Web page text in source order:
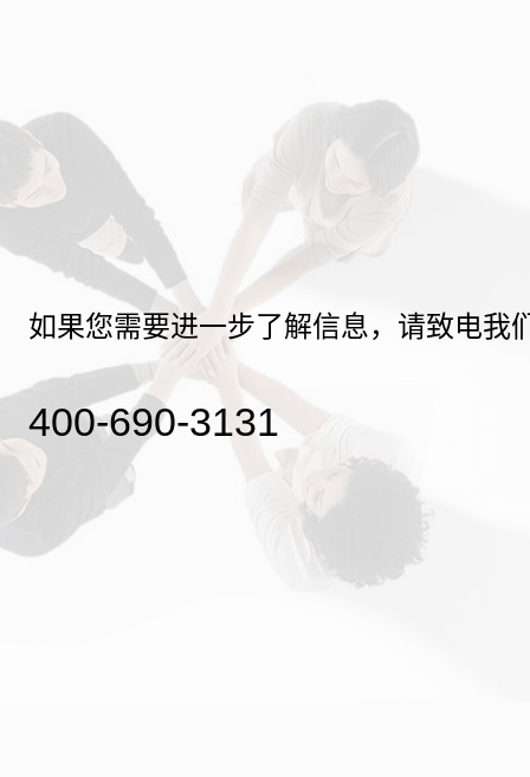
如果您需要进一步了解信息，请致电我
400-690-3131